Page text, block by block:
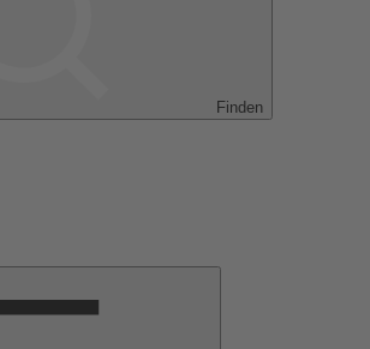
Finden